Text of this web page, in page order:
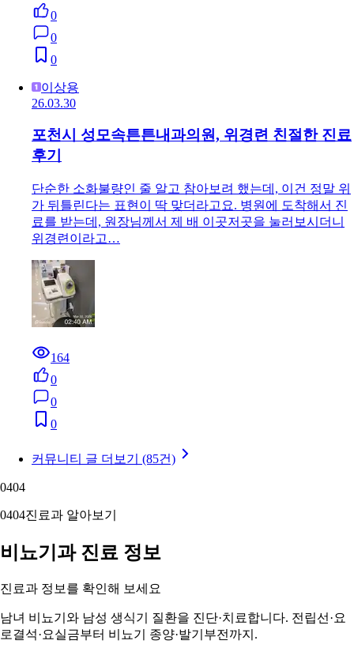
0
0
0
이상용
26.03.30
포천시 성모속튼튼내과의원, 위경련 친절한 진료
후기
단순한 소화불량인 줄 알고 참아보려 했는데, 이건 정말 위
가 뒤틀린다는 표현이 딱 맞더라고요. 병원에 도착해서 진
료를 받는데, 원장님께서 제 배 이곳저곳을 눌러보시더니
위경련이라고…
164
0
0
0
커뮤니티 글 더보기 (85건)
0404
0404진료과 알아보기
비뇨기과 진료 정보
진료과 정보를 확인해 보세요
남녀 비뇨기와 남성 생식기 질환을 진단·치료합니다. 전립선·요
로결석·요실금부터 비뇨기 종양·발기부전까지.